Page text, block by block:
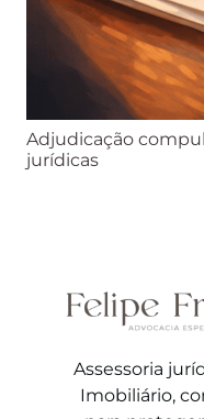
Adjudicação
jurídicas
Assessoria
Imobiliário,